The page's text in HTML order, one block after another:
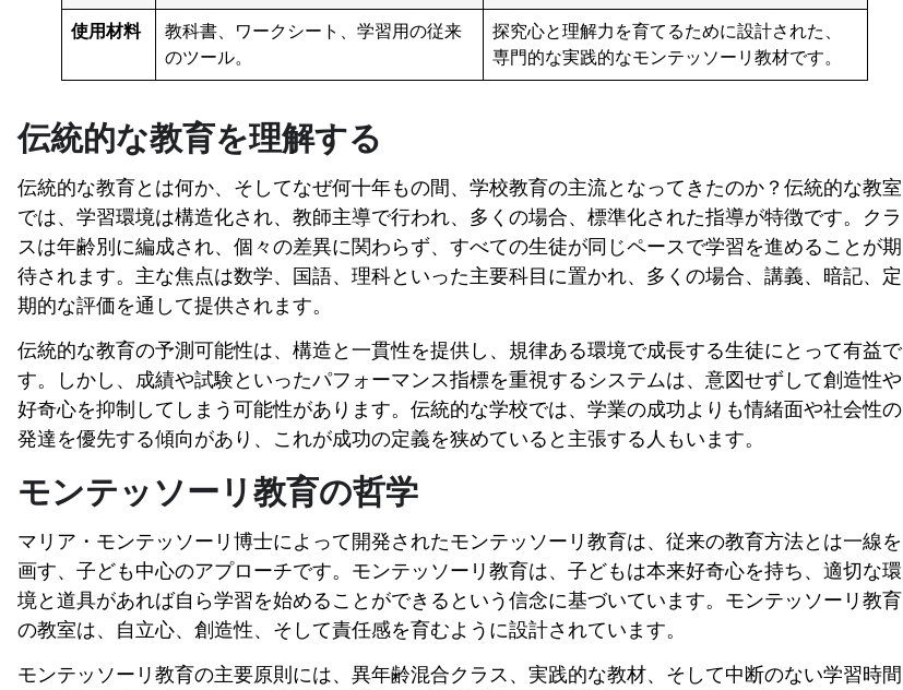
使用材料
教科書、ワークシート、学習用の従来
のツール。
探究心と理解力を育てるために設計された、
専門的な実践的なモンテッソーリ教材です。
伝統的な教育を理解する
伝統的な教育とは何か、そしてなぜ何十年もの間、学校教育の主流となってきたのか？伝統的な教室
では、学習環境は構造化され、教師主導で行われ、多くの場合、標準化された指導が特徴です。クラ
スは年齢別に編成され、個々の差異に関わらず、すべての生徒が同じペースで学習を進めることが期
待されます。主な焦点は数学、国語、理科といった主要科目に置かれ、多くの場合、講義、暗記、定
期的な評価を通して提供されます。
伝統的な教育の予測可能性は、構造と一貫性を提供し、規律ある環境で成長する生徒にとって有益で
す。しかし、成績や試験といったパフォーマンス指標を重視するシステムは、意図せずして創造性や
好奇心を抑制してしまう可能性があります。伝統的な学校では、学業の成功よりも情緒面や社会性の
発達を優先する傾向があり、これが成功の定義を狭めていると主張する人もいます。
モンテッソーリ教育の哲学
マリア・モンテッソーリ博士によって開発されたモンテッソーリ教育は、従来の教育方法とは一線を
画す、子ども中心のアプローチです。モンテッソーリ教育は、子どもは本来好奇心を持ち、適切な環
境と道具があれば自ら学習を始めることができるという信念に基づいています。モンテッソーリ教育
の教室は、自立心、創造性、そして責任感を育むように設計されています。
モンテッソーリ教育の主要原則には、異年齢混合クラス、実践的な教材、そして中断のない学習時間